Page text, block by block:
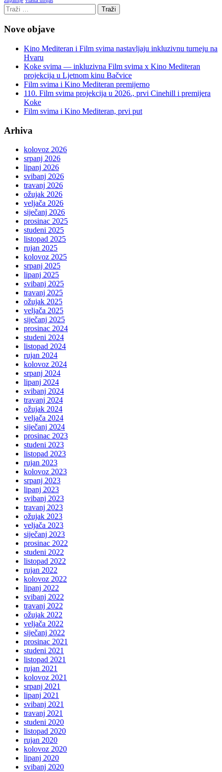
Nove objave
Kino Mediteran i Film svima nastavljaju inkluzivnu turneju na
Hvaru
Koke svima — inkluzivna Film svima x Kino Mediteran
projekcija u Ljetnom kinu Bačvice
Film svima i Kino Mediteran premijerno
110. Film svima projekcija u 2026., prvi Cinehill i premijera
Koke
Film svima i Kino Mediteran, prvi put
Arhiva
kolovoz 2026
srpanj 2026
lipanj 2026
svibanj 2026
travanj 2026
ožujak 2026
veljača 2026
siječanj 2026
prosinac 2025
studeni 2025
listopad 2025
rujan 2025
kolovoz 2025
srpanj 2025
lipanj 2025
svibanj 2025
travanj 2025
ožujak 2025
veljača 2025
siječanj 2025
prosinac 2024
studeni 2024
listopad 2024
rujan 2024
kolovoz 2024
srpanj 2024
lipanj 2024
svibanj 2024
travanj 2024
ožujak 2024
veljača 2024
siječanj 2024
prosinac 2023
studeni 2023
listopad 2023
rujan 2023
kolovoz 2023
srpanj 2023
lipanj 2023
svibanj 2023
travanj 2023
ožujak 2023
veljača 2023
siječanj 2023
prosinac 2022
studeni 2022
listopad 2022
rujan 2022
kolovoz 2022
lipanj 2022
svibanj 2022
travanj 2022
ožujak 2022
veljača 2022
siječanj 2022
prosinac 2021
studeni 2021
listopad 2021
rujan 2021
kolovoz 2021
srpanj 2021
lipanj 2021
svibanj 2021
travanj 2021
studeni 2020
listopad 2020
rujan 2020
kolovoz 2020
lipanj 2020
svibanj 2020